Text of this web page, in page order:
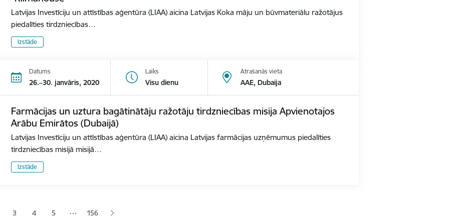
Latvijas Investīciju un attīstības aģentūra (LIAA) aicina Latvijas Koka māju un būvmateriālu ražotājus
piedalīties tirdzniecības…
Izstāde
Datums
26.–30. janvāris, 2020
Laiks
Visu dienu
Atrašanās vieta
AAE, Dubaija
Farmācijas un uztura bagātinātāju ražotāju tirdzniecības misija Apvienotajos
Arābu Emirātos (Dubaijā)
Latvijas Investīciju un attīstības aģentūra (LIAA) aicina Latvijas farmācijas uzņēmumus piedalīties
tirdzniecības misijā misijā…
Izstāde
lapaLapa
3 Lapa
4 Lapa
5 … 156